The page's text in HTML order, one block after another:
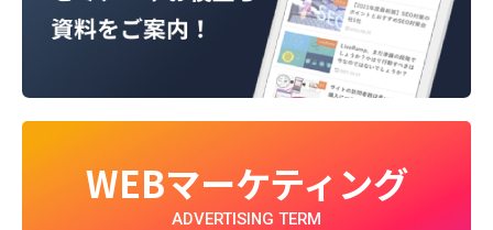
WEBマーケティング
ADVERTISING TERM